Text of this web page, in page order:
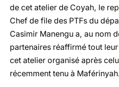
de cet atelier de Coyah, le
Chef de file des PTFs du
Casimir Manengu a, au nom
partenaires réaffirmé tout
cet atelier organisé après
récemment tenu à